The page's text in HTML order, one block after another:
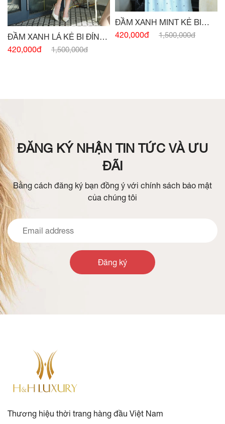
ĐẦM XANH LÁ KẺ BI ĐÍNH
CÚC
420,000đ 1,500,000đ
ĐẦM XANH MINT KẺ BI
ĐÍNH CÚC
420,000đ 1,500,000đ
ĐĂNG KÝ NHẬN TIN TỨC VÀ ƯU
ĐÃI
Bằng cách đăng ký bạn đồng ý với chính sách bảo mật
của chúng tôi
Đăng ký
Thương hiệu thời trang hàng đầu Việt Nam